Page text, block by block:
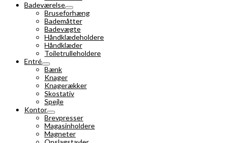
Badeværelse
Bruseforhæng
Bademåtter
Badevægte
Håndklædeholdere
Håndklæder
Toiletrulleholdere
Entré
Bænk
Knager
Knagerækker
Skostativ
Spejle
Kontor
Brevpresser
Magasinholdere
Magneter